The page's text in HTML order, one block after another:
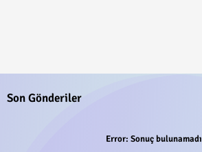
Son Gönderiler
Error: Sonuç bulunamadı